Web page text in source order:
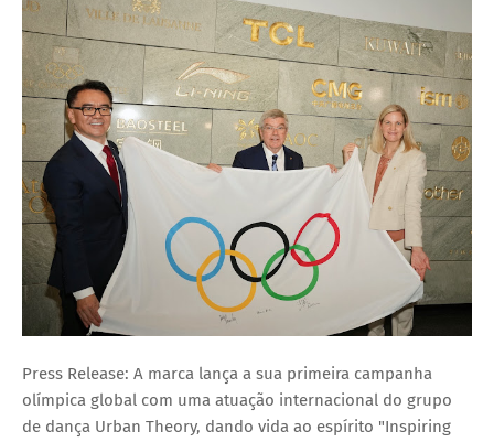
Press Release: A marca lança a sua primeira campanha
olímpica global com uma atuação internacional do grupo
de dança Urban Theory, dando vida ao espírito "Inspiring